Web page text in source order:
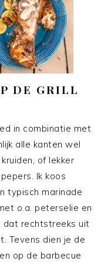
DE GRILL
in combinatie met
alle kanten wel
of lekker
Ik koos
typisch marinade
o.a. peterselie en
dat rechtstreeks uit
Tevens dien je de
op de barbecue